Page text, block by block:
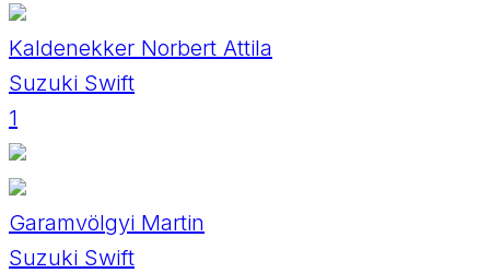
Kaldenekker Norbert Attila
Suzuki Swift
1
Garamvölgyi Martin
Suzuki Swift